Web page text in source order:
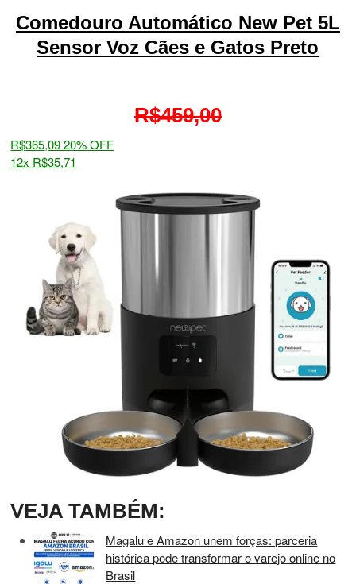
Comedouro Automático New Pet 5L
Sensor Voz Cães e Gatos Preto
R$459,00
R$365,0920% OFF
12x R$35,71
VEJA TAMBÉM:
Magalu e Amazon unem forças: parceria
histórica pode transformar o varejo online no
Brasil